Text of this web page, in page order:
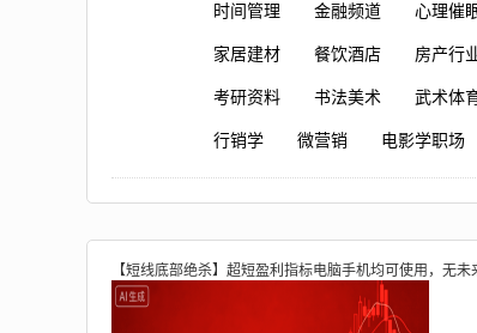
时间管理 金融频道 心理催
家居建材 餐饮酒店 房产行
考研资料 书法美术 武术体
行销学 微营销 电影学职场
【短线底部绝杀】超短盈利指标电脑手机均可使用，无未